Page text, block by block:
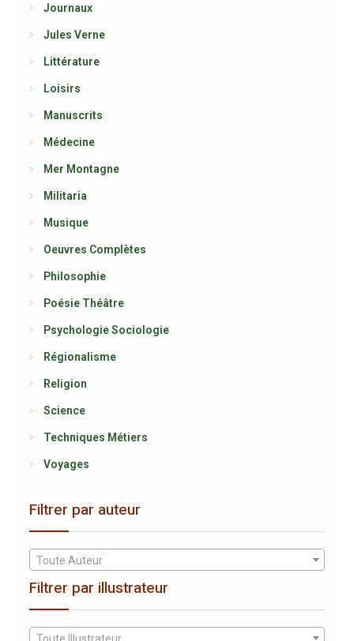
Journaux
Jules Verne
Littérature
Loisirs
Manuscrits
Médecine
Mer Montagne
Militaria
Musique
Oeuvres Complètes
Philosophie
Poésie Théâtre
Psychologie Sociologie
Régionalisme
Religion
Science
Techniques Métiers
Voyages
Filtrer par auteur
Toute Auteur
Filtrer par illustrateur